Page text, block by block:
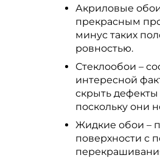
Акриловые
прекрасным
минус таких
ровностью.
Стеклообои –
интересной
скрыть
поскольку они
Жидкие обои –
поверхности с